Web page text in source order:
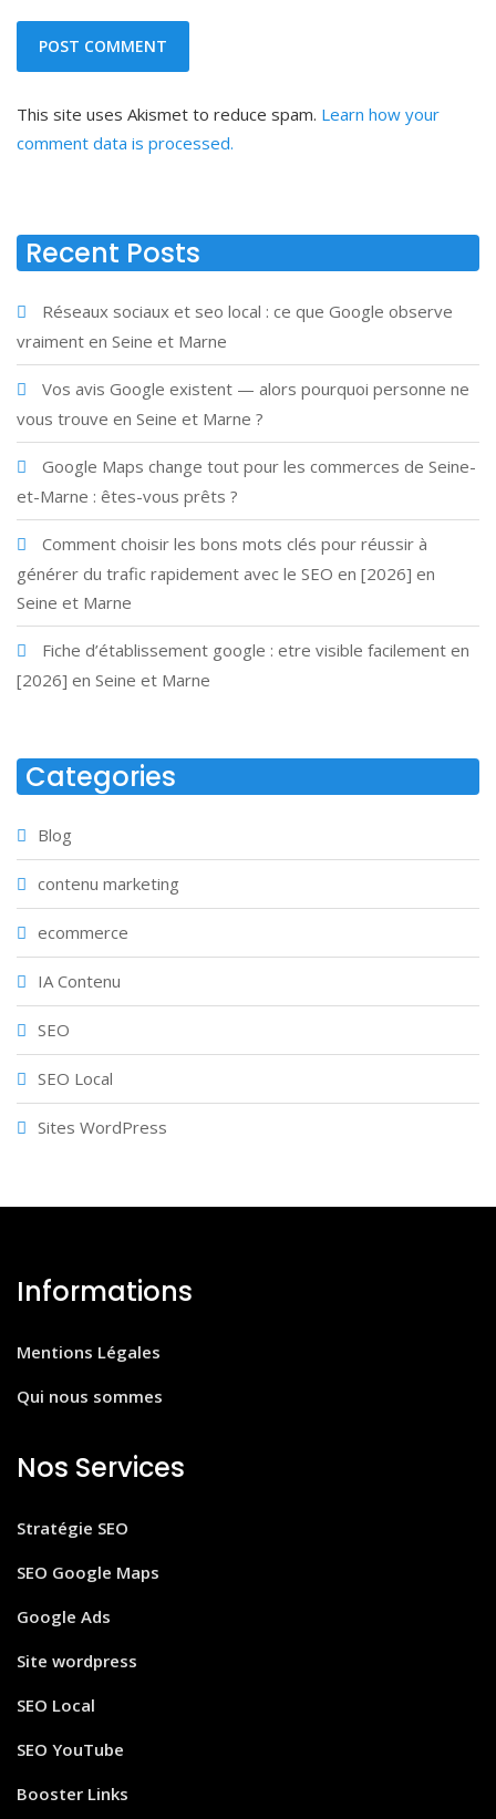
This site uses Akismet to reduce spam. Learn how your
comment data is processed.
Recent Posts
Réseaux sociaux et seo local : ce que Google observe
vraiment en Seine et Marne
Vos avis Google existent — alors pourquoi personne ne
vous trouve en Seine et Marne ?
Google Maps change tout pour les commerces de Seine-
et-Marne : êtes-vous prêts ?
Comment choisir les bons mots clés pour réussir à
générer du trafic rapidement avec le SEO en [2026] en
Seine et Marne
Fiche d’établissement google : etre visible facilement en
[2026] en Seine et Marne
Categories
Blog
contenu marketing
ecommerce
IA Contenu
SEO
SEO Local
Sites WordPress
Informations
Mentions Légales
Qui nous sommes
Nos Services
Stratégie SEO
SEO Google Maps
Google Ads
Site wordpress
SEO Local
SEO YouTube
Booster Links